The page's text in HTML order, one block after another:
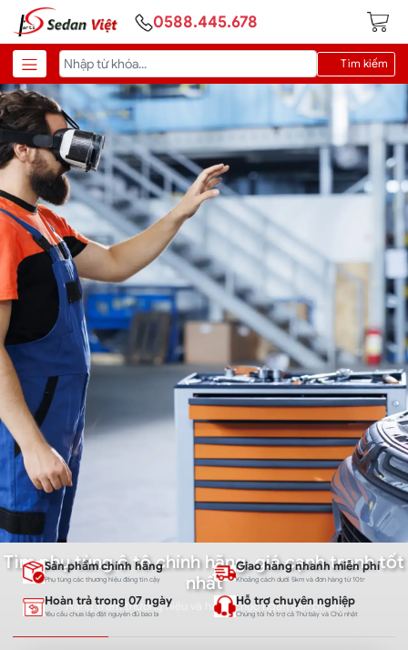
0588.445.678
Tìm kiếm
Tìm phụ tùng ô tô chính hãng, giá cạnh tranh tốt
nhất
Hàng trăm thương hiệu và hàng chục ngàn sản phẩm
Sản phẩm chính hãng
Phụ tùng các thương hiệu đáng tin cậy
Giao hàng nhanh miễn phí
Khoảng cách dưới 5km và đơn hàng từ 10tr
Hoàn trả trong 07 ngày
Yêu cầu chưa lắp đặt nguyên đủ bao bì
Hỗ trợ chuyên nghiệp
Chúng tôi hỗ trợ cả Thứ bảy và Chủ nhật